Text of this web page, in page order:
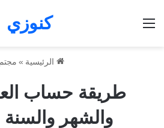
كنوزي
الرئيسية »
طريقة حساب
والشهر